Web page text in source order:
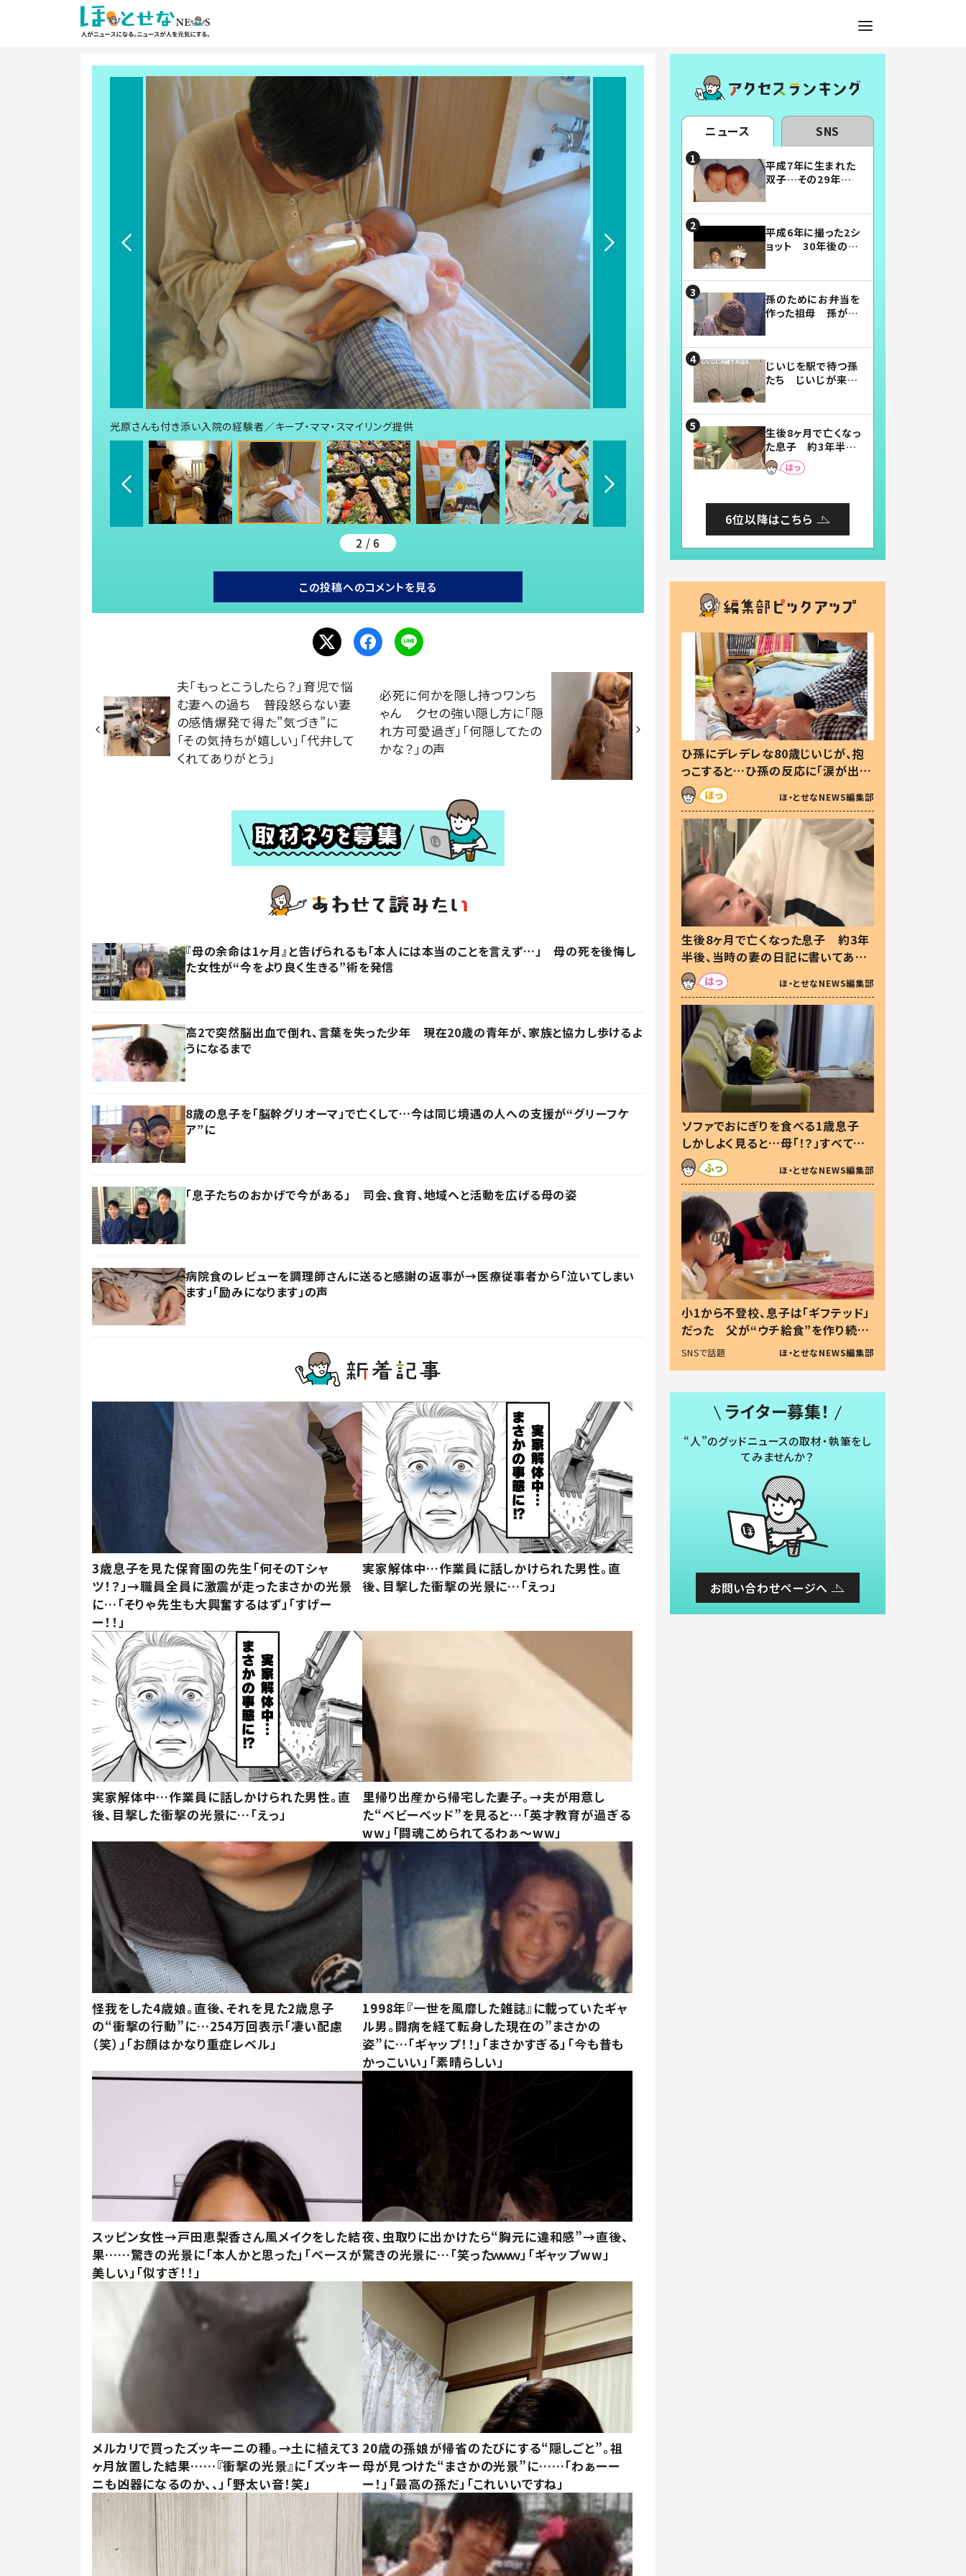
光原さんも付き添い入院の経験者／キープ・ママ・スマイリング提供
2 / 6
この投稿へのコメントを見る
夫「もっとこうしたら？」育児で悩
む妻への過ち 普段怒らない妻
の感情爆発で得た”気づき”に
「その気持ちが嬉しい」「代弁して
くれてありがとう」
必死に何かを隠し持つワンち
ゃん クセの強い隠し方に「隠
れ方可愛過ぎ」「何隠してたの
かな？」の声
『母の余命は1ヶ月』と告げられるも「本人には本当のことを言えず…」 母の死を後悔し
た女性が“今をより良く生きる”術を発信
高2で突然脳出血で倒れ、言葉を失った少年 現在20歳の青年が、家族と協力し歩けるよ
うになるまで
8歳の息子を「脳幹グリオーマ」で亡くして…今は同じ境遇の人への支援が“グリーフケ
ア”に
「息子たちのおかげで今がある」 司会、食育、地域へと活動を広げる母の姿
病院食のレビューを調理師さんに送ると感謝の返事が→医療従事者から「泣いてしまい
ます」「励みになります」の声
3歳息子を見た保育園の先生「何そのTシャ
ツ！？」→職員全員に激震が走ったまさかの光景
に…「そりゃ先生も大興奮するはず」「すげー
ー！！」
実家解体中…作業員に話しかけられた男性。直
後、目撃した衝撃の光景に…「えっ」
実家解体中…作業員に話しかけられた男性。直
後、目撃した衝撃の光景に…「えっ」
里帰り出産から帰宅した妻子。→夫が用意し
た“ベビーベッド”を見ると…「英才教育が過ぎる
ww」「闘魂こめられてるわぁ～ww」
怪我をした4歳娘。直後、それを見た2歳息子
の“衝撃の行動”に…254万回表示「凄い配慮
（笑）」「お顔はかなり重症レベル」
1998年『一世を風靡した雑誌』に載っていたギャ
ル男。闘病を経て転身した現在の”まさかの
姿”に…「ギャップ！！」「まさかすぎる」「今も昔も
かっこいい」「素晴らしい」
スッピン女性→戸田恵梨香さん風メイクをした結
果……驚きの光景に「本人かと思った」「ベースが
美しい」「似すぎ！！」
夜、虫取りに出かけたら“胸元に違和感”→直後、
驚きの光景に…「笑ったｗｗｗ」「ギャップww」
メルカリで買ったズッキーニの種。→土に植えて3
ヶ月放置した結果……『衝撃の光景』に「ズッキー
ニも凶器になるのか、、」「野太い音！笑」
20歳の孫娘が帰省のたびにする“隠しごと”。祖
母が見つけた“まさかの光景”に……「わぁーー
ー！」「最高の孫だ」「これいいですね」
ニュース SNS
平成7年に生まれた
双子…その29年後
平成6年に撮った2シ
ョット 30年後の姿
孫のためにお弁当を
作った祖母 孫が絶
じいじを駅で待つ孫
たち じいじが来た
まらない」「幸せにな
れる」
生後8ヶ月で亡くなっ
た息子 約3年半
後、当時の妻の日記
に書いてあった本音
6位以降はこちら
ひ孫にデレデレな80歳じいじが、抱
っこすると…ひ孫の反応に「涙が出ま
した」「可愛くて仕方ない」
ほ・とせなNEWS編集部
生後8ヶ月で亡くなった息子 約3年
半後、当時の妻の日記に書いてあっ
た本音とは
ほ・とせなNEWS編集部
ソファでおにぎりを食べる1歳息子
しかしよく見ると…母「！？」すべてを
察した母の投稿に「可愛いから許
す！」「現行犯〜」
ほ・とせなNEWS編集部
小1から不登校、息子は「ギフテッド」
だった 父が“ウチ給食”を作り続け
る理由とは #令和の親 #令和の子
SNSで話題 ほ・とせなNEWS編集部
ライター募集！
“人”のグッドニュースの取材・執筆をし
てみませんか？
お問い合わせページへ